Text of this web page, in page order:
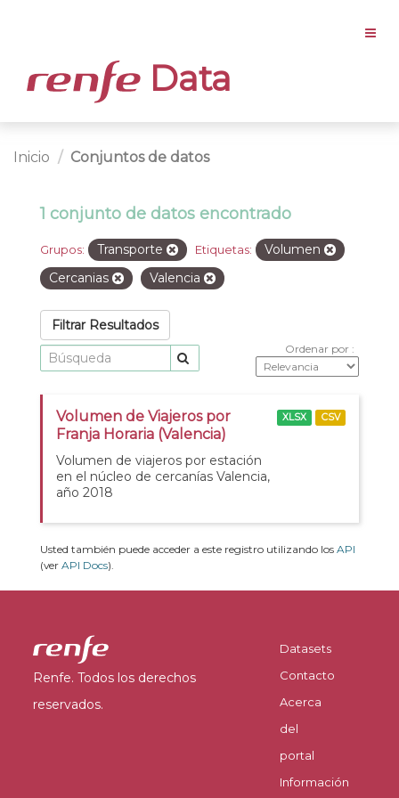
Data
Inicio Conjuntos de datos
1 conjunto de datos encontrado
Grupos: Transporte Etiquetas:
Volumen
Cercanias
Valencia
Filtrar Resultados
Ordenar por
Volumen de Viajeros por
Franja Horaria (Valencia)
Volumen de viajeros por estación
en el núcleo de cercanías Valencia,
año 2018
XLSX CSV
Usted también puede acceder a este registro utilizando los API
(ver API Docs).
Renfe. Todos los derechos
reservados.
Datasets
Contacto
Acerca
del
portal
Información